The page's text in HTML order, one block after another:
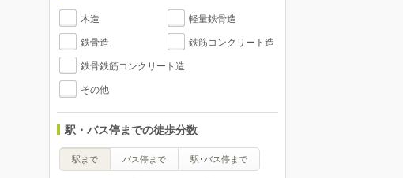
木造 軽量鉄骨造
鉄骨造 鉄筋コンクリート造
鉄骨鉄筋コンクリート造
その他
駅・バス停までの徒歩分数
駅まで バス停まで 駅･バス停まで